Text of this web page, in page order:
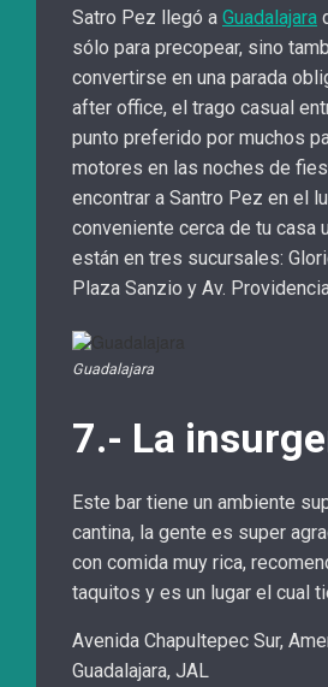
Satro Pez llegó a Guadalajara
sólo para precopear, sino
convertirse en una parada
after office, el trago casual
punto preferido por muchos
motores en las noches de
encontrar a Santro Pez en el
conveniente cerca de tu casa
están en tres sucursales:
Plaza Sanzio y Av.
Guadalajara
7.- La
Este bar tiene un ambiente
cantina, la gente es super
con comida muy rica,
taquitos y es un lugar el cual
Avenida Chapultepec Sur,
Guadalajara, JAL